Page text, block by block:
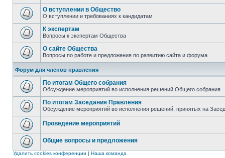
О вступлении в Общество
О вступлении и требованиях к кандидатам
К экспертам
Вопросы к экспертам Общества
О сайте Общества
Вопросы по работе и предложения по развитию сайта и форума
Форум для членов правления
По итогам Общего собрания
Обсуждение мероприятий во исполнения решений Общего собрания
По итогам Заседания Правления
Обсуждение мероприятий во исполнения решений, принятых на
Проведение мероприятий
Общие вопросы и предложения
Удалить cookies конференции | Наша команда